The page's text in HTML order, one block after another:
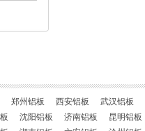
郑州铝板 西安铝板 武汉铝板
沈阳铝板 济南铝板 昆明铝板